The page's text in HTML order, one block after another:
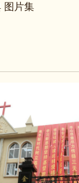
图片集